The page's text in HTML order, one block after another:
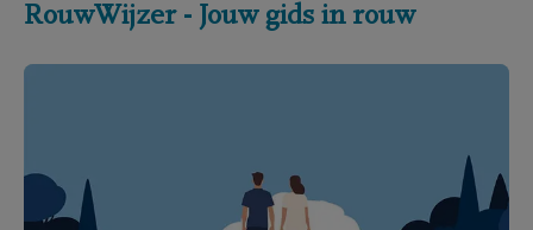
RouwWijzer - Jouw gids in rouw